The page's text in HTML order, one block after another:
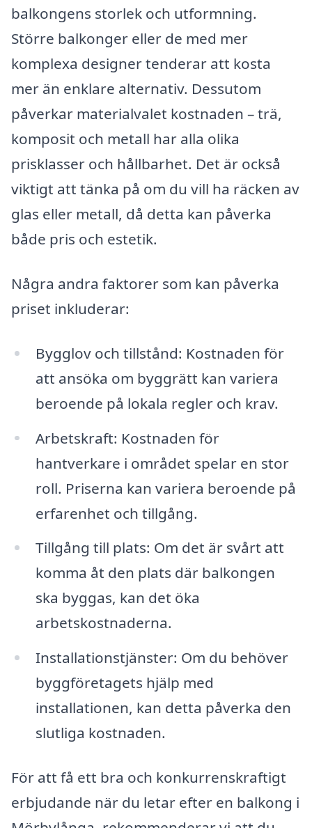
balkongens storlek och utformning.
Större balkonger eller de med mer
komplexa designer tenderar att kosta
mer än enklare alternativ. Dessutom
påverkar materialvalet kostnaden – trä,
komposit och metall har alla olika
prisklasser och hållbarhet. Det är också
viktigt att tänka på om du vill ha räcken av
glas eller metall, då detta kan påverka
både pris och estetik.
Några andra faktorer som kan påverka
priset inkluderar:
Bygglov och tillstånd: Kostnaden för
att ansöka om byggrätt kan variera
beroende på lokala regler och krav.
Arbetskraft: Kostnaden för
hantverkare i området spelar en stor
roll. Priserna kan variera beroende på
erfarenhet och tillgång.
Tillgång till plats: Om det är svårt att
komma åt den plats där balkongen
ska byggas, kan det öka
arbetskostnaderna.
Installationstjänster: Om du behöver
byggföretagets hjälp med
installationen, kan detta påverka den
slutliga kostnaden.
För att få ett bra och konkurrenskraftigt
erbjudande när du letar efter en balkong i